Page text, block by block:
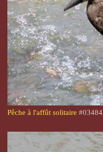
Pêche à l'affût solitaire